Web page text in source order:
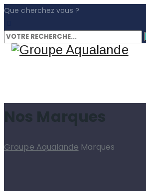
Que cherchez vous ?
Nos Marques
Groupe Aqualande Marques